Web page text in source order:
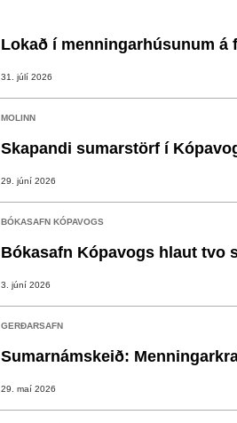
Lokað í menningarhúsunum á
31. júlí 2026
MOLINN
Skapandi sumarstörf í
29. júní 2026
BÓKASAFN KÓPAVOGS
Bókasafn Kópavogs hlaut tvo
3. júní 2026
GERÐARSAFN
Sumarnámskeið:
29. maí 2026